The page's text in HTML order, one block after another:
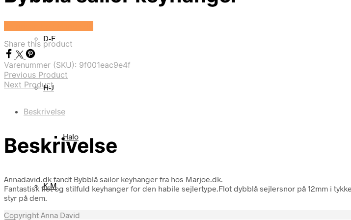
D-F
H-J
Halo
K-M
Share this product
Varenummer (SKU): 9f001eac9e4f
Previous Product
Next Product
Beskrivelse
Beskrivelse
Annadavid.dk fandt Bybblå sailor keyhanger fra hos Marjoe.dk.
Fantastisk flot og stilfuld keyhanger for den habile sejlertype.Flot dybblå sejlersnor på 12mm i
styr på dem.
Copyright Anna David